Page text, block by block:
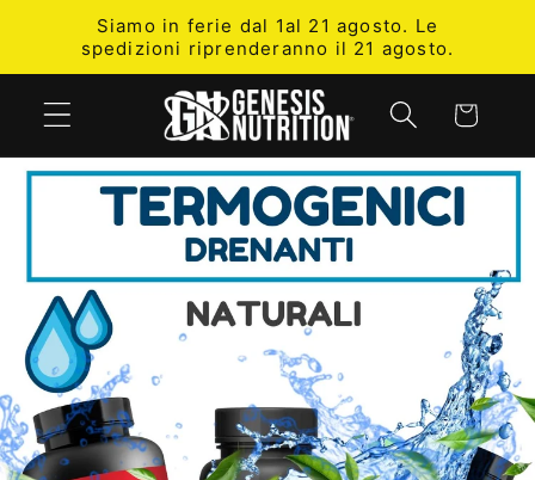
Skip to
content
Siamo in ferie dal 1al 21 agosto. Le
spedizioni riprenderanno il 21 agosto.
Cart